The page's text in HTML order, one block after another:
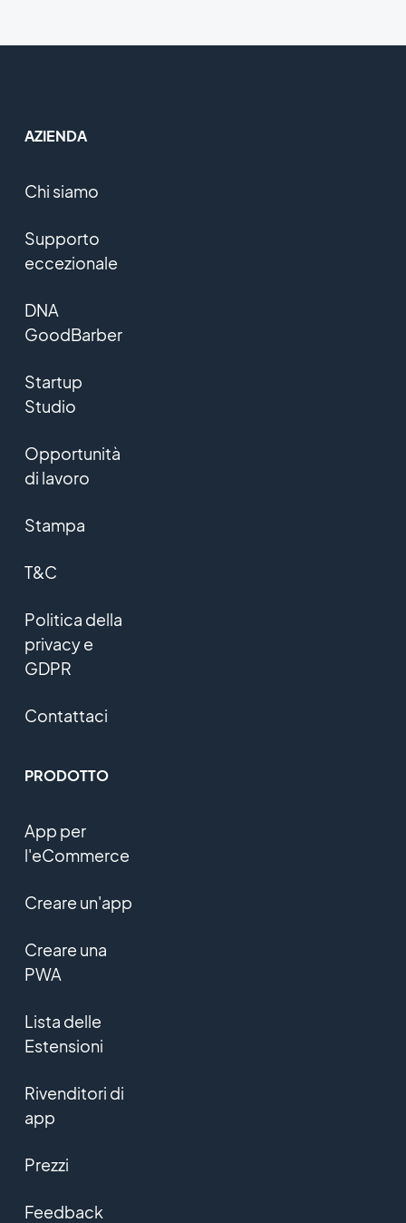
AZIENDA
Chi siamo
Supporto
eccezionale
DNA
GoodBarber
Startup
Studio
Opportunità
di lavoro
Stampa
T&C
Politica della
privacy e
GDPR
Contattaci
PRODOTTO
App per
l'eCommerce
Creare un'app
Creare una
PWA
Lista delle
Estensioni
Rivenditori di
app
Prezzi
Feedback